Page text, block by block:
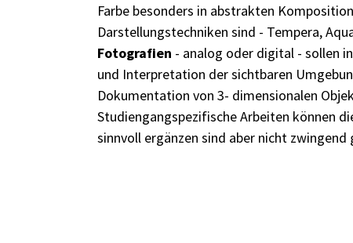
Farbe besonders in abstrakten
Darstellungstechniken sind - Tempera,
Fotografien - analog oder digital - sollen
und Interpretation der sichtbaren
Dokumentation von 3- dimensionalen
Studiengangspezifische Arbeiten können
sinnvoll ergänzen sind aber nicht